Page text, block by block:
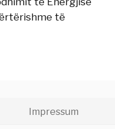
të
Impressum